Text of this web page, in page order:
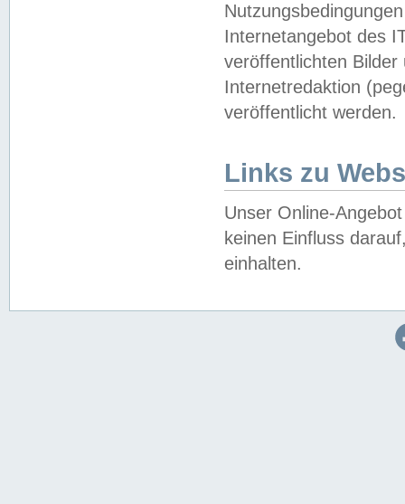
Internetangebot des
veröffentlichten
Internetredaktion
veröffentlicht werden.
Links zu
Unser Online-
keinen Einfluss
einhalten.